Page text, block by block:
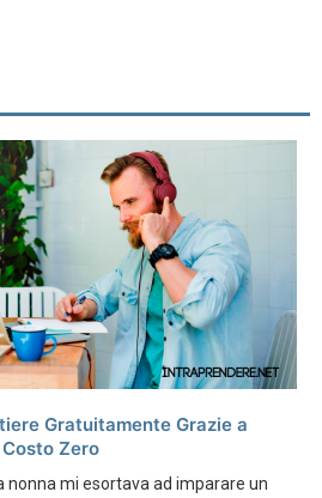
Gratuitamente Grazie a
Zero
nonna mi esortava ad imparare un